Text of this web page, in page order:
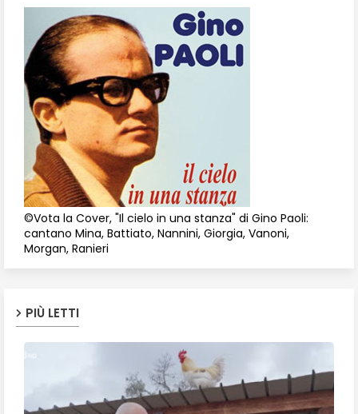
©Vota la Cover, "Il cielo in una stanza" di Gino Paoli:
cantano Mina, Battiato, Nannini, Giorgia, Vanoni,
Morgan, Ranieri
PIÙ LETTI